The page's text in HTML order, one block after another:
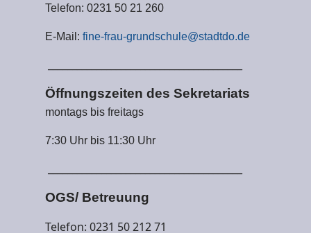
Telefon: 0231 50 21 260
E-Mail: fine-frau-grundschule@stadtdo.de
Öffnungszeiten des Sekretariats
montags bis freitags
7:30 Uhr bis 11:30 Uhr
OGS/ Betreuung
Telefon: 0231 50 212 71